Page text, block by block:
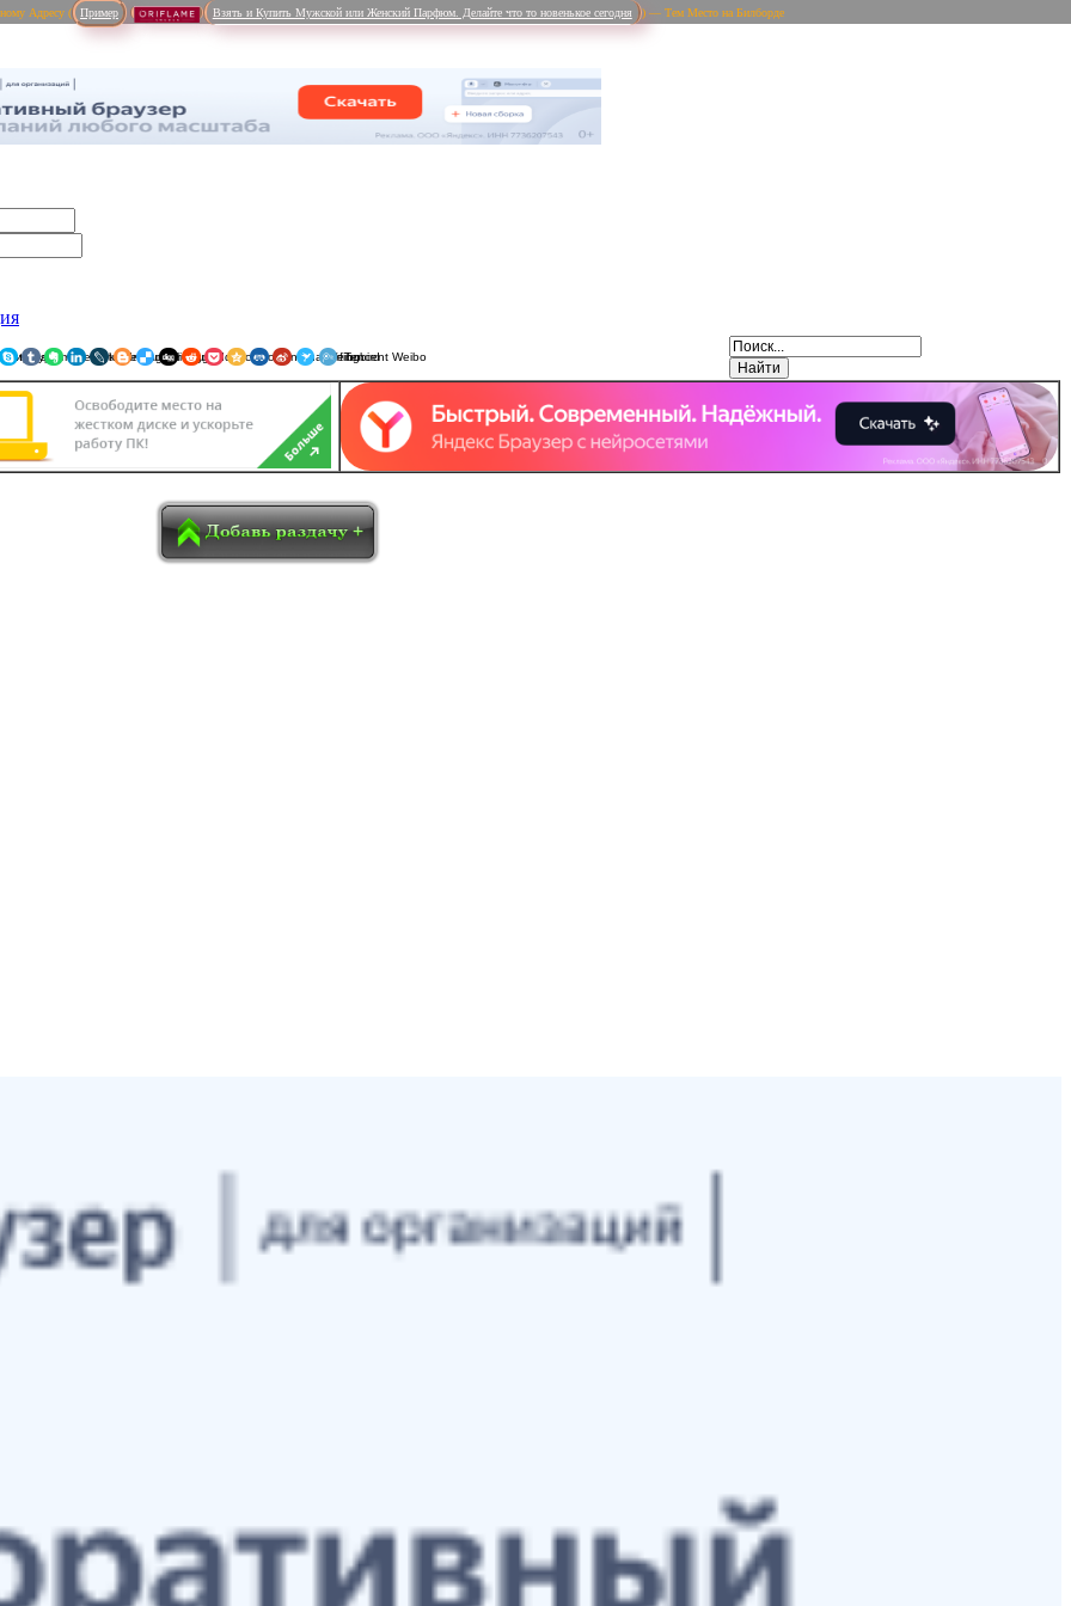
Адресу ( Пример Взять и Купить Мужской или Женский Парфюм. Делайте что то новенькое сегодня ) — Тем Место на Билборде
WhatsApp
Мой Мир
Pinterest
SkypeTumblrEvernote
LinkedInLiveJournalDelicious
Diggreddit PocketQzoneRenrenSina Weibo
Surfingbird
Tencent Weibo